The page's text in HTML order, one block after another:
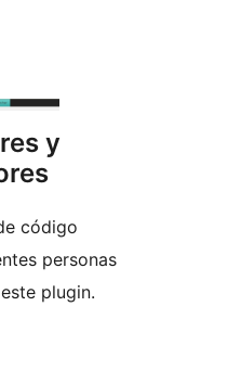
y
código
personas
plugin.